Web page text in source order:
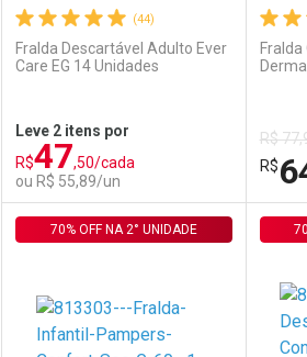
Comprar sem Desconto
Por R$ 89,90/cada
Comprar sem Desconto
Por R$ 89,90/cada
Por
Por
(44)
Fralda Descartável Adulto Ever
Care EG 14 Unidades
Leve 2 itens por
R$47,50/cada
ou R$ 55,89/un
FECHAR
Laboratório
FECHAR
Por Menos
R$
R$
70% OFF NA 2° UNIDADE